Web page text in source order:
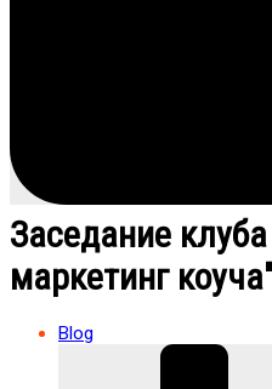
Заседание
маркетинг
Blog